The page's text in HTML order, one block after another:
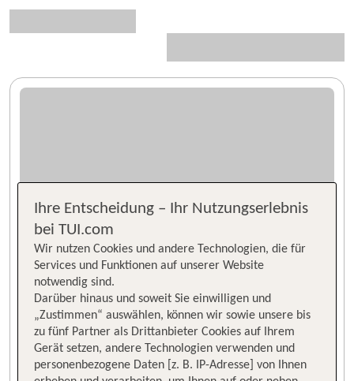
Ihre Entscheidung – Ihr Nutzungserlebnis
bei TUI.com
Wir nutzen Cookies und andere Technologien, die für
Services und Funktionen auf unserer Website
notwendig sind.
Darüber hinaus und soweit Sie einwilligen und
„Zustimmen“ auswählen, können wir sowie unsere bis
zu fünf Partner als Drittanbieter Cookies auf Ihrem
Gerät setzen, andere Technologien verwenden und
personenbezogene Daten [z. B. IP-Adresse] von Ihnen